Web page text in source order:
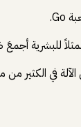
للبشرية أجمعَ
في الكثير من